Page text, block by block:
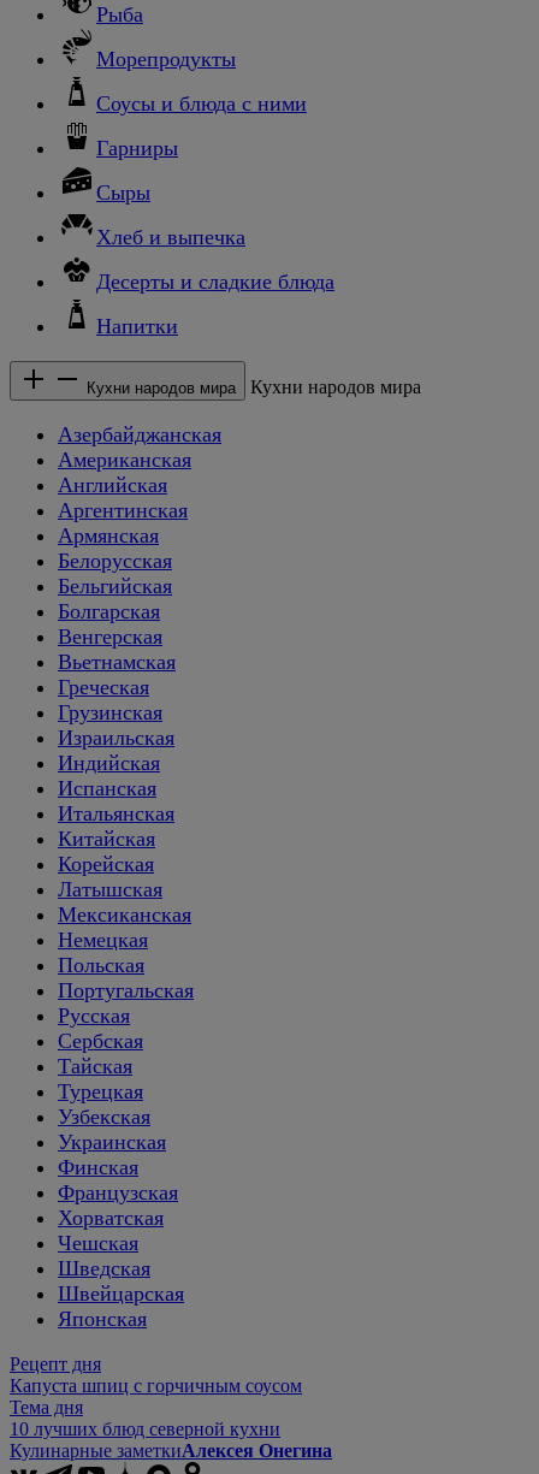
Рыба
Морепродукты
Соусы и блюда с ними
Гарниры
Сыры
Хлеб и выпечка
Десерты и сладкие блюда
Напитки
Кухни народов мира Кухни народов мира
Азербайджанская
Американская
Английская
Аргентинская
Армянская
Белорусская
Бельгийская
Болгарская
Венгерская
Вьетнамская
Греческая
Грузинская
Израильская
Индийская
Испанская
Итальянская
Китайская
Корейская
Латышская
Мексиканская
Немецкая
Польская
Португальская
Русская
Сербская
Тайская
Турецкая
Узбекская
Украинская
Финская
Французская
Хорватская
Чешская
Шведская
Швейцарская
Японская
Рецепт дня
Капуста шпиц с горчичным соусом
Тема дня
10 лучших блюд северной кухни
Кулинарные заметкиАлексея Онегина